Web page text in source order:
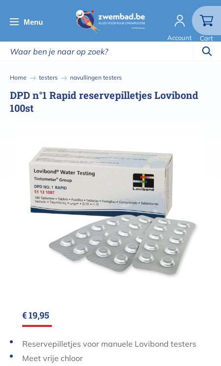
en
de
inhoud
Menu
Account Cart
Kruimelpad
Home testers navullingen testers
DPD n°1 Rapid reservepilletjes Lovibond
100st
€ 19,95
Reservepilletjes voor manuele Lovibond testers
Meet vrije chloor